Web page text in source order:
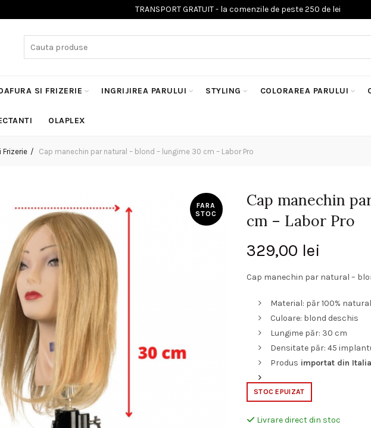
SI FRIZERIE INGRIJIREA PARULUI STYLING COLORAREA PARULUI
OLAPLEX
Frizerie Cap manechin par natural – blond – lungime 30 cm – Labor Pro
FARA
STOC
Cap manechin
cm – Labor Pro
329,00 lei
Cap manechin par natural –
Material: păr 100% natural
Culoare: blond deschis
Lungime păr: 30 cm
Densitate păr: 45
Produs importat din Italia
STOC EPUIZAT
Livrare direct din stoc